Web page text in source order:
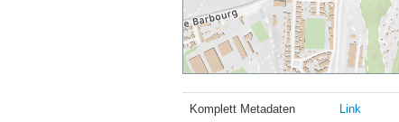
Komplett Metadaten Link